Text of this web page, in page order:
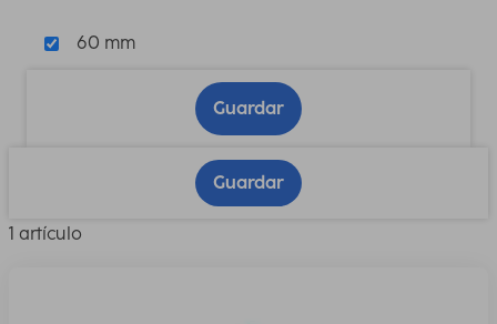
60 mm
Guardar
Guardar
1 artículo